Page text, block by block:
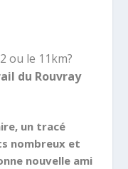
ou le 11km?
du Rouvray
, un tracé
nombreux et
nouvelle ami